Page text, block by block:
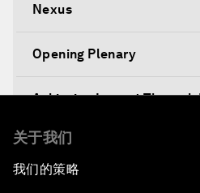
Nexus
Opening Plenary
Achieving Impact
Decision-Making in a
关于我们
我们的策略